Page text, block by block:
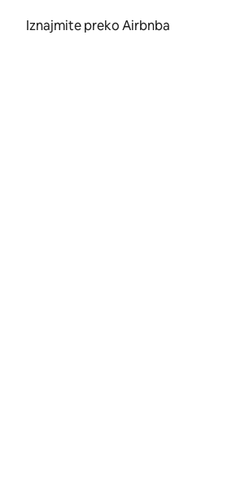
Iznajmite preko Airbnba